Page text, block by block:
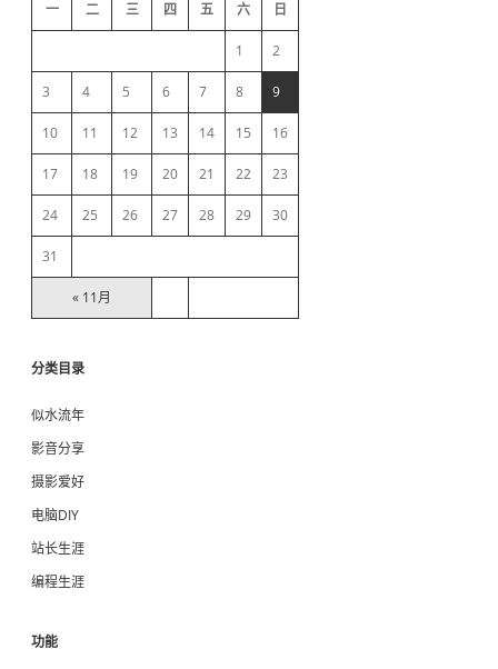
L
集
问
C
a
n
’
c
n
b
a
r
一 二 三 四 五 六 日
« 11月
1 2
3 4 5 6 7 8 9
10 11 12 13 14 15 16
17 18 19 20 21 22 23
24 25 26 27 28 29 30
31
分类目录
似水流年
影音分享
摄影爱好
电脑DIY
站长生涯
编程生涯
功能